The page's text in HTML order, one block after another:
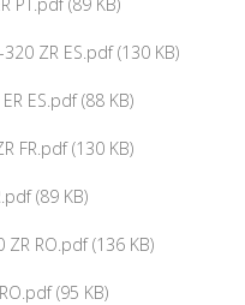
ZR ES.pdf (130 KB)
ES.pdf (88 KB)
FR.pdf (130 KB)
(89 KB)
RO.pdf (136 KB)
(95 KB)